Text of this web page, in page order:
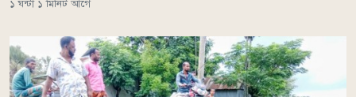
১ ঘন্টা ১ মিনিট আগে